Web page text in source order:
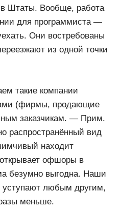
в Штаты. Вообще, работа
для программиста —
Они востребованы
из одной точки
такие компании
(фирмы, продающие
заказчикам. — Прим.
распространённый вид
находит
офшоры в
безумно выгодна. Наши
уступают любым другим,
меньше.